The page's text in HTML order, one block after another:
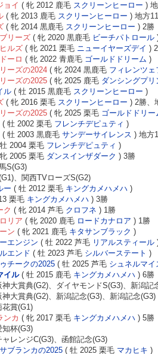
ョイ ( 牝 2012 鹿毛 スクリーンヒーロー )
( 牝 2013 鹿毛 スクリーンヒーロー ) 地方
( 牝 2014 黒鹿毛 スクリーンヒーロー ) 2勝
リーズ ( 牝 2020 黒鹿毛 ビーチパトロール
ルズ ( 牝 2021 栗毛 ニューイヤーズデイ )
ーロ ( 牝 2022 青鹿毛 ゴールドドリーム )
ーズの2024 ( 牝 2024 黒鹿毛 フィレンツェ
ーズの2025 ( 牝 2025 鹿毛 ダンシングプリ
ル ( 牡 2015 黒鹿毛 スクリーンヒーロー )
( 牝 2016 栗毛 スクリーンヒーロー ) 2勝、
ーズの2025 ( 牝 2025 栗毛 ゴールドドリー
( 牡 2002 栗毛 フレンチデピュティ )
( 牡 2003 黒鹿毛 サンデーサイレンス ) 地方
2004 栗毛 フレンチデピュティ )
2005 栗毛 ダンスインザダーク ) 3勝
S(G3)
、関西TVローズS(G2)
ー ( 牡 2012 栗毛 キングカメハメハ )
栗毛 キングカメハメハ ) 3勝
ク ( 牝 2014 芦毛 クロフネ ) 1勝
リア ( 牝 2020 鹿毛 ロードカナロア ) 1勝
ン ( 牝 2021 鹿毛 キタサンブラック )
エンジン ( 牡 2022 芦毛 リアルスティール
エンド ( 牡 2023 芦毛 シルバーステート )
チークの2025 ( 牡 2025 芦毛 シュネルマイ
イル( 牡 2015 鹿毛 キングカメハメハ ) 6勝
神大賞典(G2)、ダイヤモンドS(G3)、新潟記
神大賞典(G2)、新潟記念(G3)、新潟記念(G3)
花賞(G1)
ンカ ( 牝 2017 栗毛 キングカメハメハ ) 5勝
知杯(G3)
ャレンジC(G3)、函館記念(G3)
ブランカの2025 ( 牡 2025 栗毛 マカヒキ )